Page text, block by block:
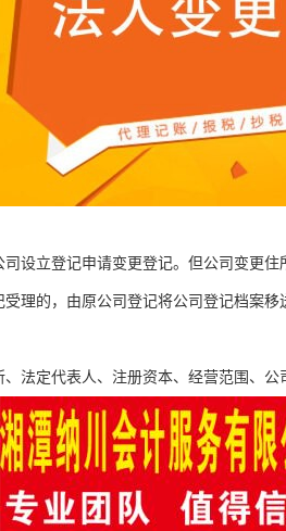
设立登记申请变更登记。但公司变更
理的，由原公司登记将公司登记档案
法定代表人、注册资本、经营范围、